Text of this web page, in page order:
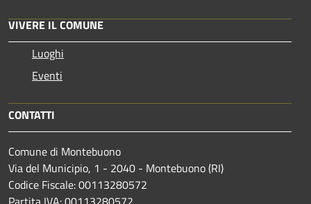
VIVERE IL COMUNE
Luoghi
Eventi
CONTATTI
Comune di Montebuono
Via del Municipio, 1 - 2040 - Montebuono (RI)
Codice Fiscale: 00113280572